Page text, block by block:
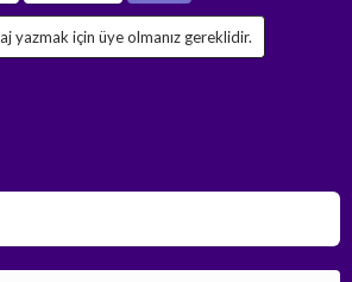
yazmak için üye olmanız gereklidir.